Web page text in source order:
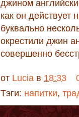
джином
как он действует
буквально
окрестили джин
совершенно
от Lucia в 18:33
Тэги: напитки,